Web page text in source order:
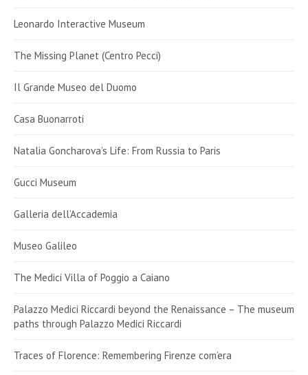
Leonardo Interactive Museum
The Missing Planet (Centro Pecci)
Il Grande Museo del Duomo
Casa Buonarroti
Natalia Goncharova’s Life: From Russia to Paris
Gucci Museum
Galleria dell’Accademia
Museo Galileo
The Medici Villa of Poggio a Caiano
Palazzo Medici Riccardi beyond the Renaissance – The museum
paths through Palazzo Medici Riccardi
Traces of Florence: Remembering Firenze com’era